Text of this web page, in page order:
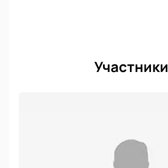
Участники